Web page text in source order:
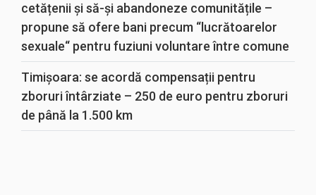
cetățenii și să-și abandoneze comunitățile –
propune să ofere bani precum “lucrătoarelor
sexuale“ pentru fuziuni voluntare între comune
Timișoara: se acordă compensații pentru
zboruri întârziate – 250 de euro pentru zboruri
de până la 1.500 km